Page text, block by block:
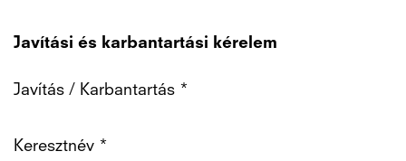
Javítási és karbantartási kérelem
Javítás / Karbantartás *
Keresztnév *